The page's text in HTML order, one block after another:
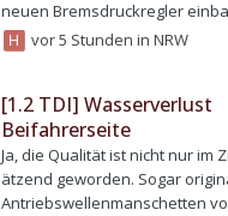
neuen Bremsdruckregler
vor 5 Stunden inNRW
[1.2 TDI] Wasserverlust
Beifahrerseite
Ja, die Qualität ist nicht nur im
ätzend geworden. Sogar
Antriebswellenmanschetten